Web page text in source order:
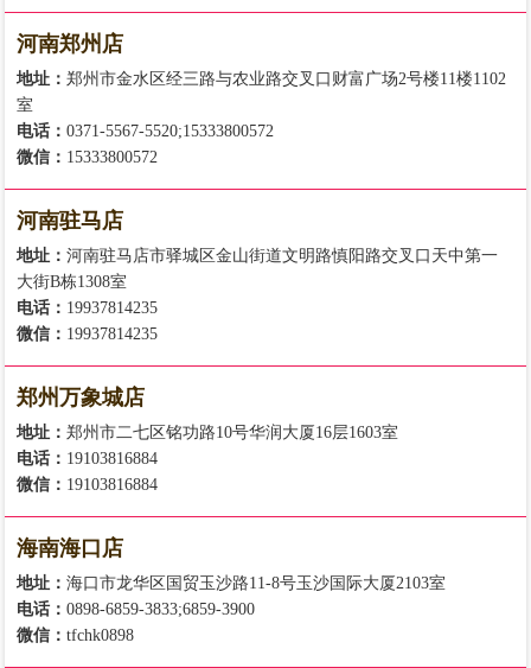
河南郑州店
地址：郑州市金水区经三路与农业路交叉口财富广场2号楼11楼1102
室
电话：0371-5567-5520;15333800572
微信： 15333800572
河南驻马店
地址：河南驻马店市驿城区金山街道文明路慎阳路交叉口天中第一
大街B栋1308室
电话： 19937814235
微信： 19937814235
郑州万象城店
地址：郑州市二七区铭功路10号华润大厦16层1603室
电话： 19103816884
微信： 19103816884
海南海口店
地址：海口市龙华区国贸玉沙路11-8号玉沙国际大厦2103室
电话：0898-6859-3833;6859-3900
微信：tfchk0898